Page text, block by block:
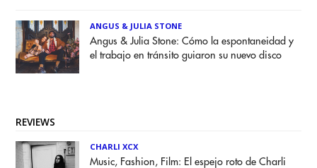
ANGUS & JULIA STONE
Angus & Julia Stone: Cómo la espontaneidad y
el trabajo en tránsito guiaron su nuevo disco
REVIEWS
CHARLI XCX
Music, Fashion, Film: El espejo roto de Charli